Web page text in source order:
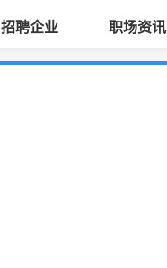
招聘企业 职场资讯